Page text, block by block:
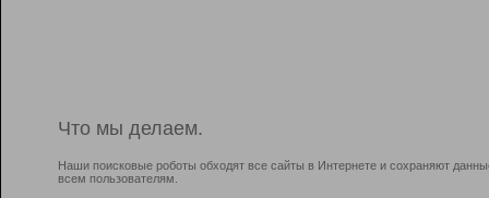
Что мы делаем.
Наши поисковые роботы обходят все сайты в Интернете и сохраняют
всем пользователям.